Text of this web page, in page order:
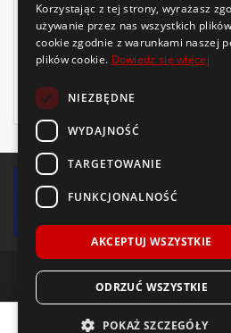
217 zł/
Zobacz szczegóły
Finansowanie dla firm
© 2018-2026 Voida.pl.
Goodride Z-401
Korzystając z tej strony, wyrażasz
używanie przez nas wszystkich plików
cookie zgodnie z warunkami naszej
plików cookie. Dowiedz się więcej
NIEZBĘDNE
WYDAJNOŚĆ
TARGETOWANIE
FUNKCJONALNOŚĆ
AKCEPTUJ WSZYSTKIE
ODRZUĆ WSZYSTKIE
POKAŻ SZCZEGÓŁY